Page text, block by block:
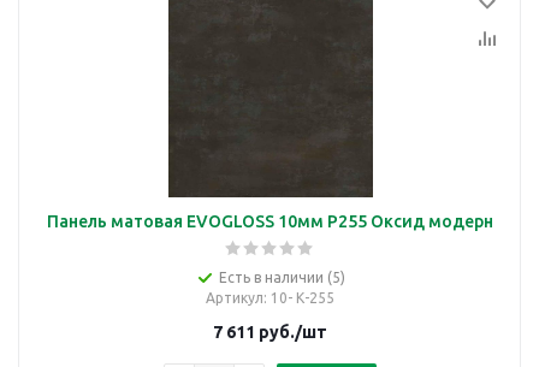
Панель матовая EVOGLOSS 10мм P255 Оксид модерн
Есть в наличии (5)
Артикул: 10- К-255
7 611 руб./шт